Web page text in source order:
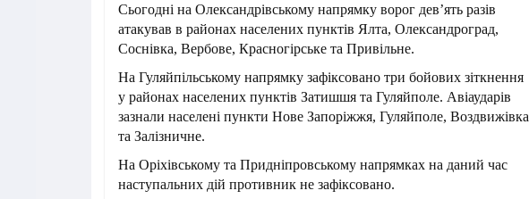
Сьогодні на Олександрівському напрямку ворог дев’ять разів
атакував в районах населених пунктів Ялта, Олександроград,
Соснівка, Вербове, Красногірське та Привільне.
На Гуляйпільському напрямку зафіксовано три бойових зіткнення
у районах населених пунктів Затишшя та Гуляйполе. Авіаударів
зазнали населені пункти Нове Запоріжжя, Гуляйполе, Воздвижівка
та Залізничне.
На Оріхівському та Придніпровському напрямках на даний час
наступальних дій противник не зафіксовано.